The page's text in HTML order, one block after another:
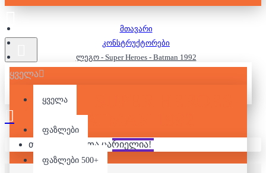
ყველა
ყველა
ფაზლები
ფაზლები 500+
თქვენი კალათა ცარიელია!
მთავარი
კონსტრუქტორები
ლეგო - Super Heroes - Batman 1992
ᲚᲔᲒᲝ - SUPER HEROES -
BATMAN 1992